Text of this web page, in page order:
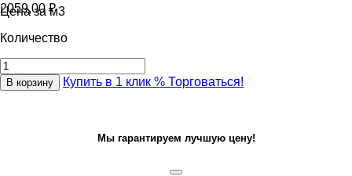
2059,00 ₽
Цена за м3
Количество
В корзину Купить в 1 клик % Торговаться!
Мы гарантируем лучшую цену!